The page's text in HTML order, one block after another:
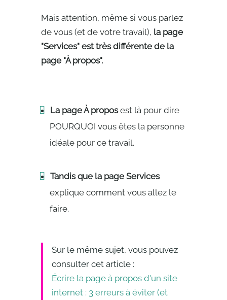
Mais attention, même si vous parlez
de vous (et de votre travail), la page
"Services" est très différente de la
page "À propos".
La page À proposest là pour dire
POURQUOI vous êtes la personne
idéale pour ce travail.
Tandis que la page Services
explique comment vous allez le
faire.
Sur le même sujet, vous pouvez
consulter cet article :
Écrire la page à propos d'un site
internet : 3 erreurs à éviter (et